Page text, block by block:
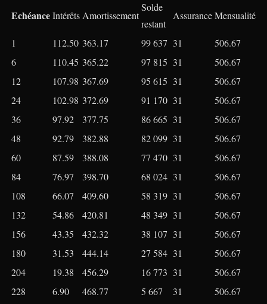
EchéanceIntérêts Amortissement
Solde
restant
AssuranceMensualité
1 112.50 363.17 99 637 31
506.67
6
110.45 365.22 97 815 31
506.67
12
107.98 367.69 95 615 31
506.67
24
102.98 372.69 91 170 31
506.67
36
97.92 377.75 86 665 31
506.67
48
92.79 382.88 82 099 31
506.67
60
87.59 388.08 77 470 31
506.67
84
76.97 398.70 68 024 31
506.67
108
66.07 409.60 58 319 31
506.67
132
54.86 420.81 48 349 31
506.67
156
43.35 432.32 38 107 31
506.67
180
31.53 444.14 27 584 31
506.67
204
19.38 456.29 16 773 31
506.67
228
6.90 468.77 5 667 31
506.67